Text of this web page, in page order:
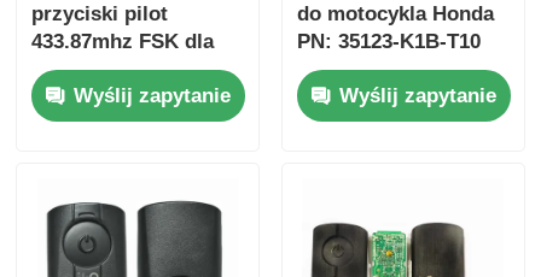
przyciski pilot
433.87mhz FSK dla
Su-zuki Jim-ny 2005-
2017 Bez chipa 37182-
A7 Tylko sterowanie
Wyślij zapytanie
do motocykla Honda
PN: 35123-K1B-T10
trójprzyciskowy
FSK433.92MHz
ID47chip pilot do
Wyślij zapytanie